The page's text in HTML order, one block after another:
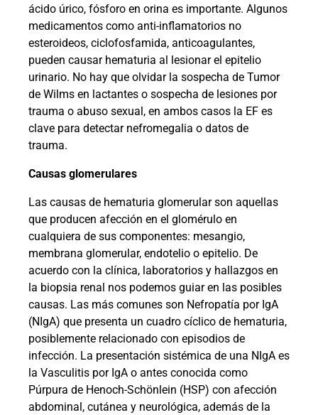
ácido úrico, fósforo en orina es importante. Algunos
medicamentos como anti-inflamatorios no
esteroideos, ciclofosfamida, anticoagulantes,
pueden causar hematuria al lesionar el epitelio
urinario. No hay que olvidar la sospecha de Tumor
de Wilms en lactantes o sospecha de lesiones por
trauma o abuso sexual, en ambos casos la EF es
clave para detectar nefromegalia o datos de
trauma.
Causas glomerulares
Las causas de hematuria glomerular son aquellas
que producen afección en el glomérulo en
cualquiera de sus componentes: mesangio,
membrana glomerular, endotelio o epitelio. De
acuerdo con la clínica, laboratorios y hallazgos en
la biopsia renal nos podemos guiar en las posibles
causas. Las más comunes son Nefropatía por IgA
(NIgA) que presenta un cuadro cíclico de hematuria,
posiblemente relacionado con episodios de
infección. La presentación sistémica de una NIgA es
la Vasculitis por IgA o antes conocida como
Púrpura de Henoch-Schönlein (HSP) con afección
abdominal, cutánea y neurológica, además de la